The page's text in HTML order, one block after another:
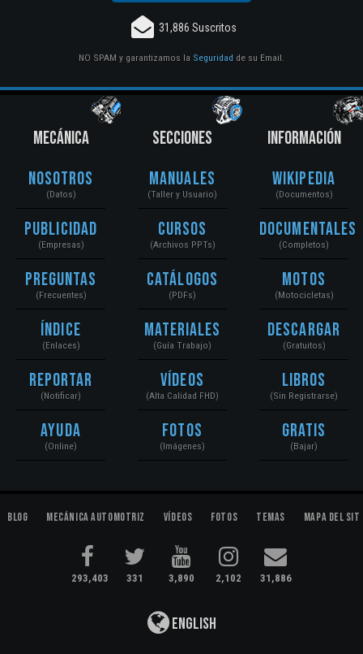
31,886 Suscritos
NO SPAM y garantizamos la Seguridad de su Email.
MECÁNICA
Nosotros
(Datos)
Publicidad
(Empresas)
Preguntas
(Frecuentes)
Índice
(Enlaces)
Reportar
(Notificar)
Ayuda
(Online)
SECCIONES
Manuales
(Taller y Usuario)
Cursos
(Archivos PPTs)
Catálogos
(PDFs)
Materiales
(Guía Trabajo)
Vídeos
(Alta Calidad FHD)
Fotos
(Imágenes)
INFORMACIÓN
Wikipedia
(Documentos)
Documentales
(Completos)
Motos
(Motocicletas)
Descargar
(Gratuitos)
Libros
(Sin Registrarse)
Gratis
(Bajar)
Blog Mecánica Automotriz Vídeos Fotos Temas Mapa del
293,403 331 3,890 2,102 31,886
English